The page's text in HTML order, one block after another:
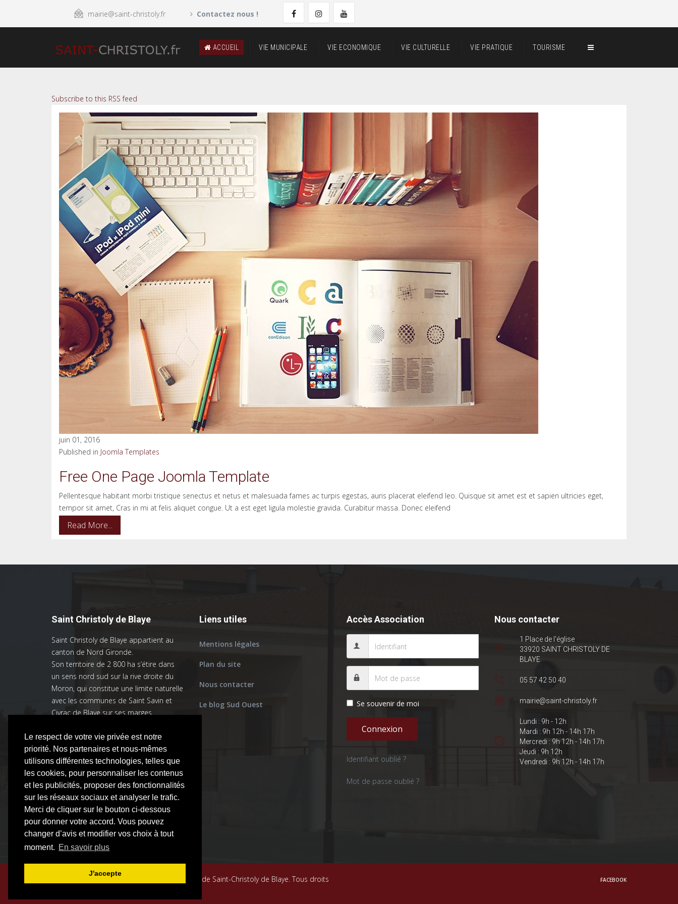
Le respect de votre vie privée est notre
priorité. Nos partenaires et nous-mêmes
utilisons différentes technologies, telles que
les cookies, pour personnaliser les contenus
et les publicités, proposer des fonctionnalités
sur les réseaux sociaux et analyser le trafic.
Merci de cliquer sur le bouton ci-dessous
pour donner votre accord. Vous pouvez
changer d’avis et modifier vos choix à tout
moment. En savoir plus
J'accepte
mairie@saint-christoly.fr Contactez nous !
ACCUEIL VIE MUNICIPALE VIE ECONOMIQUE VIE CULTURELLE VIE PRATIQUE TOURISME
Subscribe to this RSS feed
juin 01, 2016
Published in Joomla Templates
Free One Page Joomla Template
Pellentesque habitant morbi tristique senectus et netus et malesuada fames ac turpis egestas, auris placerat eleifend leo. Quisque sit amet est et sapien ultricies eget,
tempor sit amet, Cras in mi at felis aliquet congue. Ut a est eget ligula molestie gravida. Curabitur massa. Donec eleifend
Read More...
Saint Christoly de Blaye
Saint Christoly de Blaye appartient au
canton de Nord Gironde.
Son territoire de 2 800 ha s’étire dans
un sens nord sud sur la rive droite du
Moron, qui constitue une limite naturelle
avec les communes de Saint Savin et
Civrac de Blaye sur ses marges
La commune appartient à la
communauté de communes de Blaye.
Liens utiles
Mentions légales
Plan du site
Nous contacter
Le blog Sud Ouest
Accès Association
Se souvenir de moi
Connexion
Identifiant oublié ?
Mot de passe oublié ?
Nous contacter
1 Place de l'église
33920 SAINT CHRISTOLY DE
BLAYE
05 57 42 50 40
mairie@saint-christoly.fr
Lundi : 9h - 12h
Mardi : 9h 12h - 14h 17h
Mercredi : 9h 12h - 14h 17h
Jeudi : 9h 12h
Vendredi : 9h 12h - 14h 17h
Copyright © 2022 Site officiel de la commune de Saint-Christoly de Blaye. Tous droits
FACEBOOK